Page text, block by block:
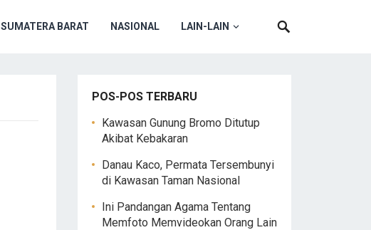
SUMATERA BARAT NASIONAL LAIN-LAIN
POS-POS TERBARU
Kawasan Gunung Bromo Ditutup
Akibat Kebakaran
Danau Kaco, Permata Tersembunyi
di Kawasan Taman Nasional
Ini Pandangan Agama Tentang
Memfoto Memvideokan Orang Lain